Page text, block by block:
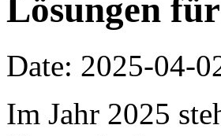
Lösungen
Date: 2025-04-
Im Jahr 2025